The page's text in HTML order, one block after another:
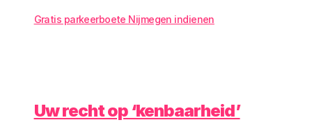
Gratis parkeerboete Nijmegen indienen
Uw recht op ‘kenbaarheid’